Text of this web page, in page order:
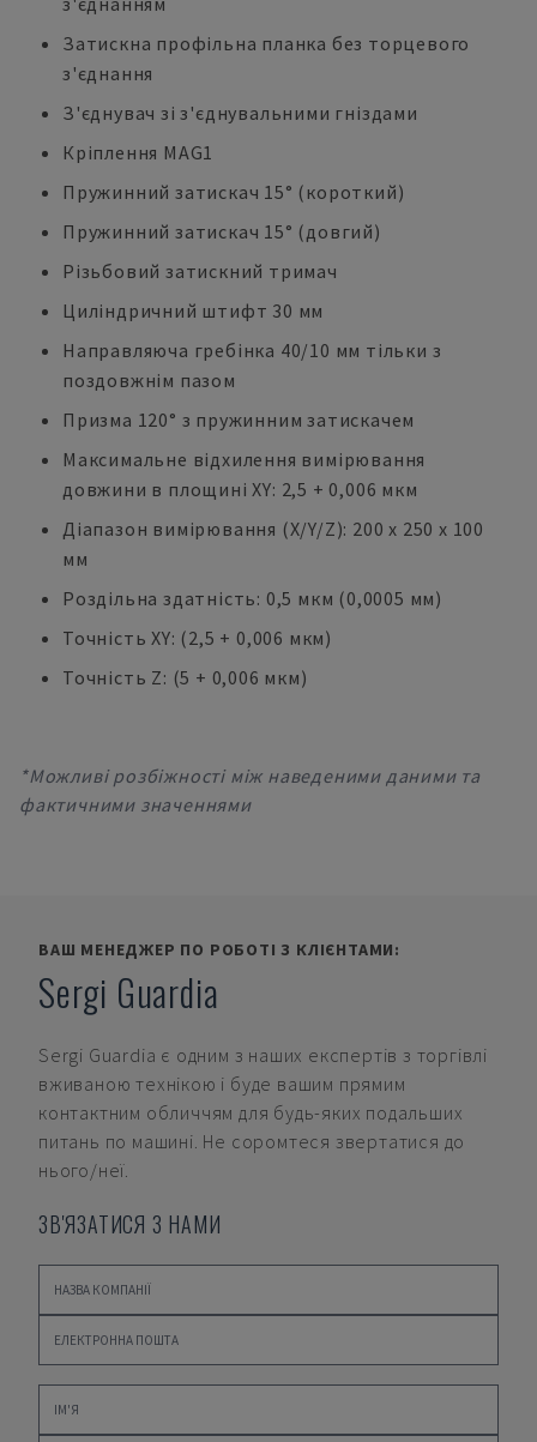
Затискна профільна планка без торцевого
з'єднання
З'єднувач зі з'єднувальними гніздами
Кріплення MAG1
Пружинний затискач 15° (короткий)
Пружинний затискач 15° (довгий)
Різьбовий затискний тримач
Циліндричний штифт 30 мм
Направляюча гребінка 40/10 мм тільки з
поздовжнім пазом
Призма 120° з пружинним затискачем
Максимальне відхилення вимірювання
довжини в площині XY: 2,5 + 0,006 мкм
Діапазон вимірювання (X/Y/Z): 200 x 250 x 100
мм
Роздільна здатність: 0,5 мкм (0,0005 мм)
Точність XY: (2,5 + 0,006 мкм)
Точність Z: (5 + 0,006 мкм)
*Можливі розбіжності між наведеними даними та
фактичними значеннями
ВАШ МЕНЕДЖЕР ПО РОБОТІ З КЛІЄНТАМИ:
Sergi Guardia
Sergi Guardia є одним з наших експертів з торгівлі
вживаною технікою і буде вашим прямим
контактним обличчям для будь-яких подальших
питань по машині. Не соромтеся звертатися до
нього/неї.
ЗВ'ЯЗАТИСЯ З НАМИ